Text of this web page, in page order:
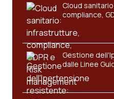
Cloud
compliance,
Gestione
dalle Linee